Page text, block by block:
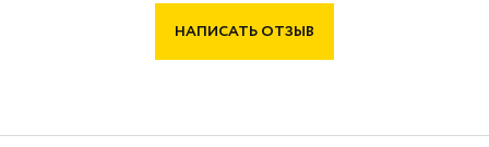
НАПИСАТЬ ОТЗЫВ